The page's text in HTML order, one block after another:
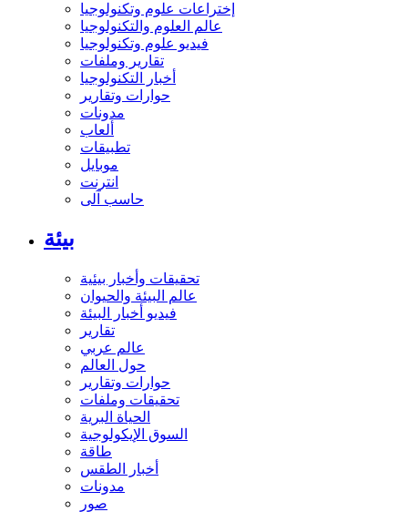
إختراعات علوم وتكنولوجيا
عالم العلوم والتكنولوجيا
فيديو علوم وتكنولوجيا
تقارير وملفات
أخبار التكنولوجيا
حوارات وتقارير
مدونات
ألعاب
تطبيقات
موبايل
انترنت
حاسب آلى
بيئة
تحقيقات وأخبار بيئية
عالم البيئة والحيوان
فيديو أخبار البيئة
تقارير
عالم عربي
حول العالم
حوارات وتقارير
تحقيقات وملفات
الحياة البرية
السوق الإيكولوجية
طاقة
أخبار الطقس
مدونات
صور